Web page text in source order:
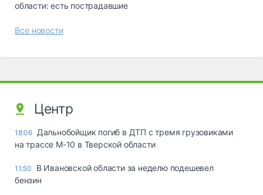
области: есть пострадавшие
Все новости
Центр
18:06 Дальнобойщик погиб в ДТП с тремя грузовиками
на трассе М-10 в Тверской области
11:50
В Ивановской области за неделю подешевел
бензин